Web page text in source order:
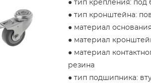
● тип крепления: под
● тип кронштейна:
● материал
● материал
● материал
резина
● тип подшипника: